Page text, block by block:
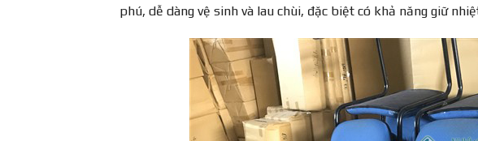
phú, dễ dàng vệ sinh và lau chùi, đặc biệt có khả năng giữ